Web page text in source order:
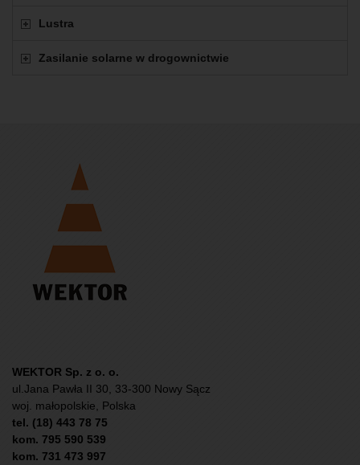
Lustra
Zasilanie solarne w drogownictwie
WEKTOR Sp. z o. o.
ul.Jana Pawła II 30, 33-300 Nowy Sącz
woj. małopolskie, Polska
tel. (18) 443 78 75
kom. 795 590 539
kom. 731 473 997